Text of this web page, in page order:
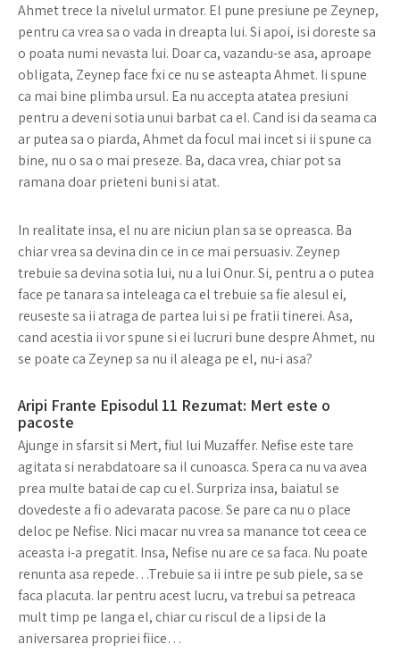
Ahmet trece la nivelul urmator. El pune presiune pe Zeynep,
pentru ca vrea sa o vada in dreapta lui. Si apoi, isi doreste sa
o poata numi nevasta lui. Doar ca, vazandu-se asa, aproape
obligata, Zeynep face fxi ce nu se asteapta Ahmet. Ii spune
ca mai bine plimba ursul. Ea nu accepta atatea presiuni
pentru a deveni sotia unui barbat ca el. Cand isi da seama ca
ar putea sa o piarda, Ahmet da focul mai incet si ii spune ca
bine, nu o sa o mai preseze. Ba, daca vrea, chiar pot sa
ramana doar prieteni buni si atat.
In realitate insa, el nu are niciun plan sa se opreasca. Ba
chiar vrea sa devina din ce in ce mai persuasiv. Zeynep
trebuie sa devina sotia lui, nu a lui Onur. Si, pentru a o putea
face pe tanara sa inteleaga ca el trebuie sa fie alesul ei,
reuseste sa ii atraga de partea lui si pe fratii tinerei. Asa,
cand acestia ii vor spune si ei lucruri bune despre Ahmet, nu
se poate ca Zeynep sa nu il aleaga pe el, nu-i asa?
Aripi Frante Episodul 11 Rezumat: Mert este o
pacoste
Ajunge in sfarsit si Mert, fiul lui Muzaffer. Nefise este tare
agitata si nerabdatoare sa il cunoasca. Spera ca nu va avea
prea multe batai de cap cu el. Surpriza insa, baiatul se
dovedeste a fi o adevarata pacose. Se pare ca nu o place
deloc pe Nefise. Nici macar nu vrea sa manance tot ceea ce
aceasta i-a pregatit. Insa, Nefise nu are ce sa faca. Nu poate
renunta asa repede…Trebuie sa ii intre pe sub piele, sa se
faca placuta. Iar pentru acest lucru, va trebui sa petreaca
mult timp pe langa el, chiar cu riscul de a lipsi de la
aniversarea propriei fiice…